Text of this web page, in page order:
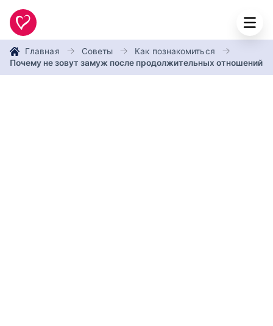
Главная Советы
Как познакомиться
Почему не зовут замуж после продолжительных отношений